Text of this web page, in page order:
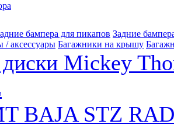
бампера для пикапов Задние
/ аксессуары Багажники на крышу
Mickey
BAJA STZ